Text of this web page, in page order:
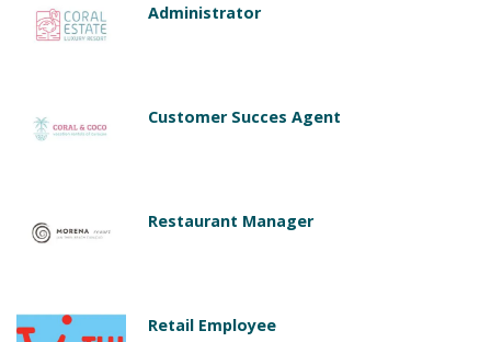
Administrator
Customer Succes Agent
Restaurant Manager
Retail Employee